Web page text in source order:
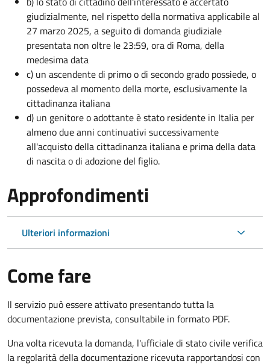
giudizialmente, nel rispetto della normativa applicabile al
27 marzo 2025, a seguito di domanda giudiziale
presentata non oltre le 23:59, ora di Roma, della
medesima data
c) un ascendente di primo o di secondo grado possiede, o
possedeva al momento della morte, esclusivamente la
cittadinanza italiana
d) un genitore o adottante è stato residente in Italia per
almeno due anni continuativi successivamente
all'acquisto della cittadinanza italiana e prima della data
di nascita o di adozione del figlio.
Approfondimenti
Ulteriori informazioni
Come fare
Il servizio può essere attivato presentando tutta la
documentazione prevista, consultabile in formato PDF.
Una volta ricevuta la domanda, l'ufficiale di stato civile verifica
la regolarità della documentazione ricevuta rapportandosi con